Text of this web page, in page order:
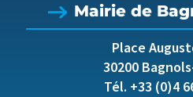
Mairie de
Place
30200
Tél. +33 (0)4